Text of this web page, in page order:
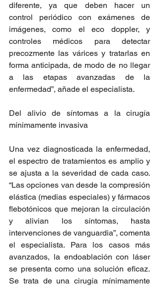
diferente, ya que deben hacer un
control periódico con exámenes de
imágenes, como el eco doppler, y
controles médicos para detectar
precozmente las várices y tratarlas en
forma anticipada, de modo de no llegar
a las etapas avanzadas de la
enfermedad”, añade el especialista.
Del alivio de síntomas a la cirugía
mínimamente invasiva
Una vez diagnosticada la enfermedad,
el espectro de tratamientos es amplio y
se ajusta a la severidad de cada caso.
“Las opciones van desde la compresión
elástica (medias especiales) y fármacos
flebotónicos que mejoran la circulación
y alivian los síntomas, hasta
intervenciones de vanguardia”, comenta
el especialista. Para los casos más
avanzados, la endoablación con láser
se presenta como una solución eficaz.
Se trata de una cirugía mínimamente